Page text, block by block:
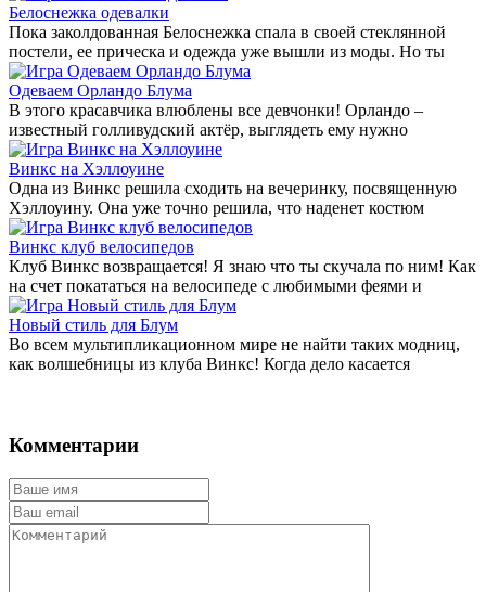
Белоснежка одевалки
Пока заколдованная Белоснежка спала в своей стеклянной
постели, ее прическа и одежда уже вышли из моды. Но ты
Одеваем Орландо Блума
В этого красавчика влюблены все девчонки! Орландо –
известный голливудский актёр, выглядеть ему нужно
Винкс на Хэллоуине
Одна из Винкс решила сходить на вечеринку, посвященную
Хэллоуину. Она уже точно решила, что наденет костюм
Винкс клуб велосипедов
Клуб Винкс возвращается! Я знаю что ты скучала по ним! Как
на счет покататься на велосипеде с любимыми феями и
Новый стиль для Блум
Во всем мультипликационном мире не найти таких модниц,
как волшебницы из клуба Винкс! Когда дело касается
Комментарии